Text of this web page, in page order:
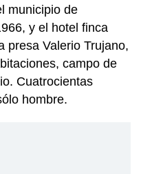
municipio de
y el hotel finca
presa Valerio Trujano,
campo de
Cuatrocientas
hombre.